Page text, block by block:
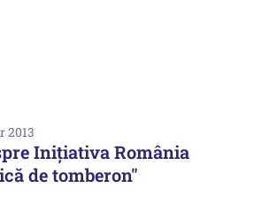
2013
Inițiativa România
de tomberon"